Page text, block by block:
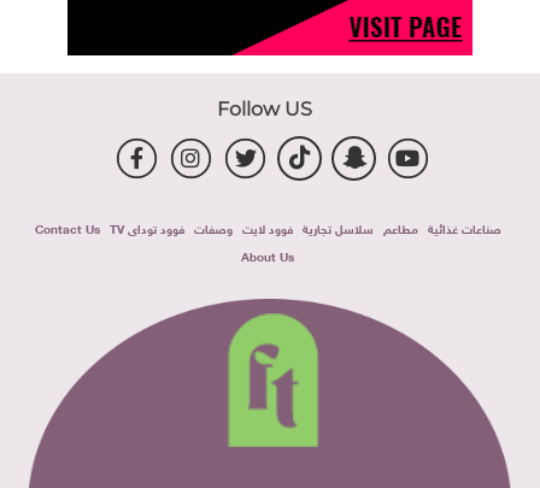
Follow US
صناعات غذائية مطاعم سلاسل تجارية فوود لايت وصفات فوود توداى TV
Contact Us
About Us